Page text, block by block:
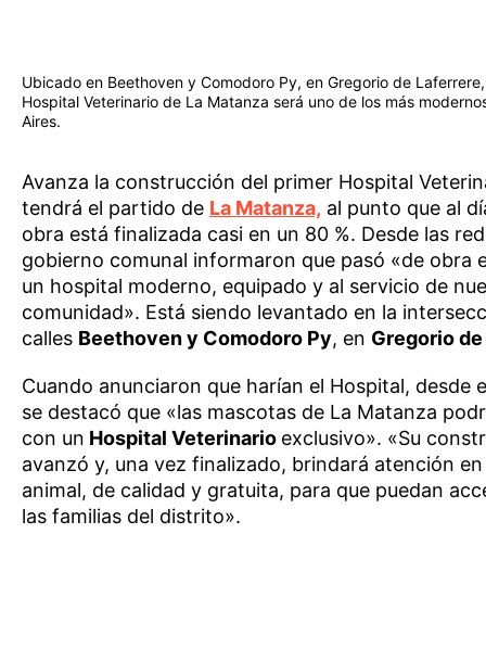
Ubicado en Beethoven y Comodoro Py, en Gregorio de
Hospital Veterinario de La Matanza será uno de los más
Aires.
Avanza la construcción del primer Hospital
tendrá el partido de La Matanza, al punto que al
obra está finalizada casi en un 80 %. Desde las
gobierno comunal informaron que pasó «de obra
un hospital moderno, equipado y al servicio de
comunidad». Está siendo levantado en la
calles Beethoven y Comodoro Py, en Gregorio
Cuando anunciaron que harían el Hospital, desde
se destacó que «las mascotas de La Matanza
con un Hospital Veterinario exclusivo». «Su
avanzó y, una vez finalizado, brindará atención en
animal, de calidad y gratuita, para que puedan
las familias del distrito».